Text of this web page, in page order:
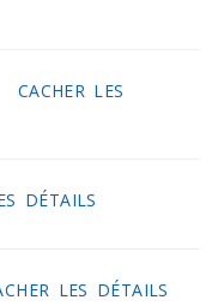
CACHER LES
DÉTAILS
LES DÉTAILS